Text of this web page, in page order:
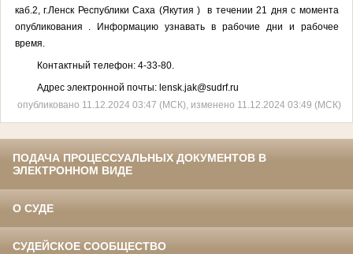
каб.2, г.Ленск Республики Саха (Якутия ) в течении 21 дня с момента
опубликования . Информацию узнавать в рабочие дни и рабочее
время.
Контактный телефон: 4-33-80.
Адрес электронной почты: lensk.jak@sudrf.ru
опубликовано 11.12.2024 03:47 (МСК), изменено 11.12.2024 03:49 (МСК)
ПОДАЧА ПРОЦЕССУАЛЬНЫХ ДОКУМЕНТОВ В
ЭЛЕКТРОННОМ ВИДЕ
О СУДЕ
СУДЕЙСКОЕ СООБЩЕСТВО